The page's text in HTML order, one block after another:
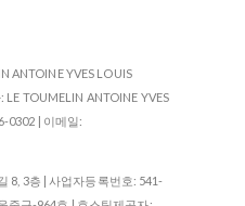
ANTOINE YVES LOUIS
TOUMELIN ANTOINE YVES
0302 | 이메일:
8, 3층 | 사업자등록번호: 541-